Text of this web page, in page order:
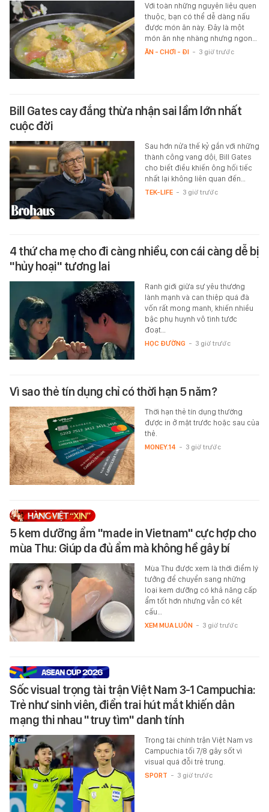
Với toàn những nguyên liệu quen
thuộc, bạn có thể dễ dàng nấu
được món ăn này. Đây là một
món ăn nhẹ nhàng nhưng ngon…
ĂN - CHƠI - ĐI - 3 giờ trước
Bill Gates cay đắng thừa nhận sai lầm lớn nhất
cuộc đời
Sau hơn nửa thế kỷ gắn với những
thành công vang dội, Bill Gates
cho biết điều khiến ông hối tiếc
nhất lại không liên quan đến…
TEK-LIFE - 3 giờ trước
4 thứ cha mẹ cho đi càng nhiều, con cái càng dễ bị
"hủy hoại" tương lai
Ranh giới giữa sự yêu thương
lành mạnh và can thiệp quá đà
vốn rất mong manh, khiến nhiều
bậc phụ huynh vô tình tước
đoạt…
HỌC ĐƯỜNG - 3 giờ trước
Vì sao thẻ tín dụng chỉ có thời hạn 5 năm?
Thời hạn thẻ tín dụng thường
được in ở mặt trước hoặc sau của
thẻ.
MONEY.14 - 3 giờ trước
5 kem dưỡng ẩm "made in Vietnam" cực hợp cho
mùa Thu: Giúp da đủ ẩm mà không hề gây bí
Mùa Thu được xem là thời điểm lý
tưởng để chuyển sang những
loại kem dưỡng có khả năng cấp
ẩm tốt hơn nhưng vẫn có kết
cấu…
XEM MUA LUÔN - 3 giờ trước
Sốc visual trọng tài trận Việt Nam 3-1 Campuchia:
Trẻ như sinh viên, điển trai hút mắt khiến dân
mạng thi nhau "truy tìm" danh tính
Trọng tài chính trận Việt Nam vs
Campuchia tối 7/8 gây sốt vì
visual quá đỗi trẻ trung.
SPORT - 3 giờ trước